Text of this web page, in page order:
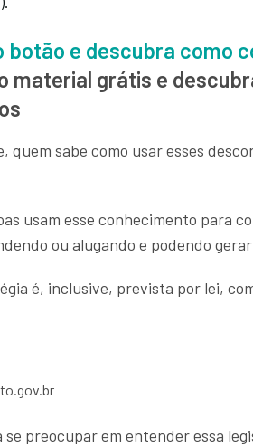
botão e descubra como
material grátis e
quem sabe como usar esses
usam esse conhecimento para
ou alugando e podendo gerar
é, inclusive, prevista por lei,
se preocupar em entender essa